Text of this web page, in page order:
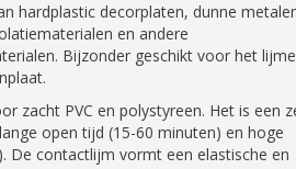
hardplastic decorplaten, dunne
en andere
Bijzonder geschikt voor het
zacht PVC en polystyreen. Het is een
open tijd (15-60 minuten) en hoge
De contactlijm vormt een elastische en